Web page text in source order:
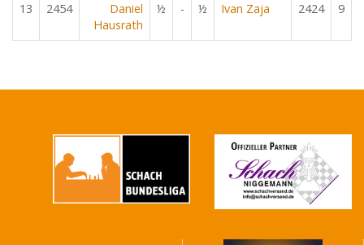
13 2454
Daniel
Hausrath
½ - ½ Ivan Zaja 2424 9